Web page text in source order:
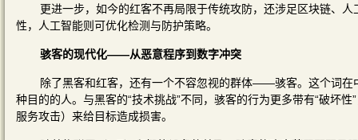
更进一步，如今的红客不再局限于传统攻防，还涉足区块链、
性，人工智能则可优化检测与防护策略。
骇客的现代化——从恶意程序到数字冲突
除了黑客和红客，还有一个不容忽视的群体——骇客。这个词
种目的的人。与黑客的“技术挑战”不同，骇客的行为更多带有“破坏
服务攻击）来给目标造成损害。